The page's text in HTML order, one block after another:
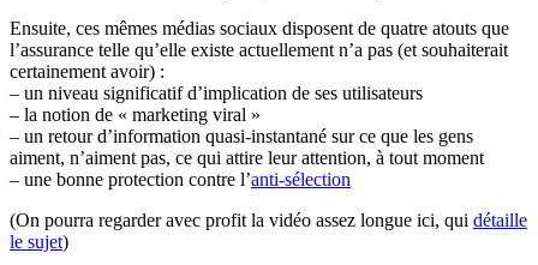
Ensuite, ces mêmes médias sociaux disposent de quatre atouts que
l’assurance telle qu’elle existe actuellement n’a pas (et souhaiterait
certainement avoir) :
– un niveau significatif d’implication de ses utilisateurs
– la notion de « marketing viral »
– un retour d’information quasi-instantané sur ce que les gens
aiment, n’aiment pas, ce qui attire leur attention, à tout moment
– une bonne protection contre l’anti-sélection
(On pourra regarder avec profit la vidéo assez longue ici, qui détaille
le sujet)